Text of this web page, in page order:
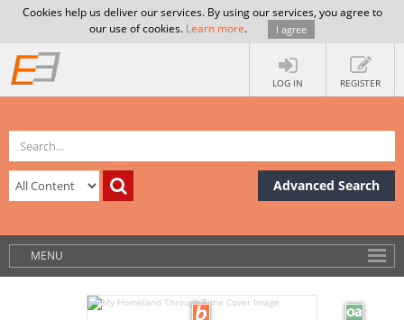
Cookies help us deliver our services. By using our services, you agree to
our use of cookies. Learn more. I agree
LOG IN REGISTER
Advanced Search
MENU